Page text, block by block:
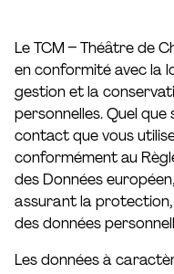
Le TCM – Théâtre de
en conformité avec la
gestion et la
personnelles. Quel
contact que vous
conformément au
des Données
assurant la
des données
Les données à